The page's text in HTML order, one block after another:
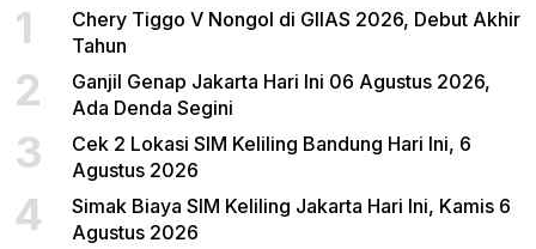
1
Chery Tiggo V Nongol di GIIAS 2026, Debut Akhir
Tahun
2
Ganjil Genap Jakarta Hari Ini 06 Agustus 2026,
Ada Denda Segini
3
Cek 2 Lokasi SIM Keliling Bandung Hari Ini, 6
Agustus 2026
4
Simak Biaya SIM Keliling Jakarta Hari Ini, Kamis 6
Agustus 2026